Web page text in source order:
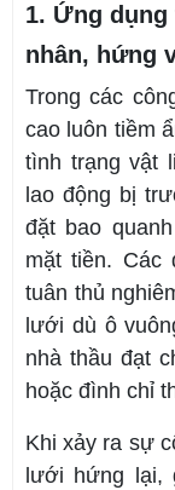
1. Ứng
nhân, hứng
Trong các
cao luôn tiềm
tình trạng vật
lao động bị
đặt bao
mặt tiền. Các
tuân thủ
lưới dù ô
nhà thầu đạt
hoặc đình chỉ
Khi xảy ra sự
lưới hứng lại,